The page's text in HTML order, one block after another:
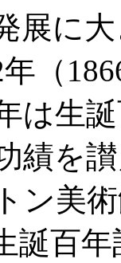
展に
（
は生
績を
ン美
誕百